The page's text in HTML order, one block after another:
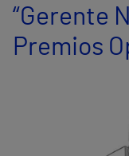
Comunicación
“Gerente
Premios